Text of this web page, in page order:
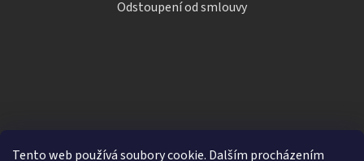
Tento web používá soubory cookie. Dalším procházením
Odstoupení od smlouvy